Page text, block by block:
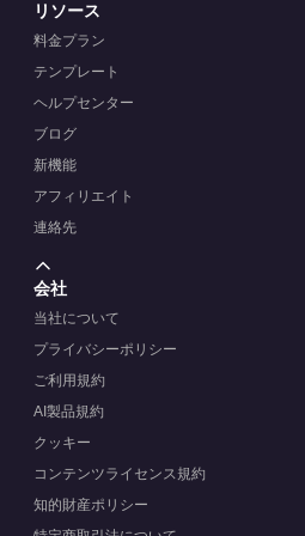
リソース
料金プラン
テンプレート
ヘルプセンター
ブログ
新機能
アフィリエイト
連絡先
会社
当社について
プライバシーポリシー
ご利用規約
AI製品規約
クッキー
コンテンツライセンス規約
知的財産ポリシー